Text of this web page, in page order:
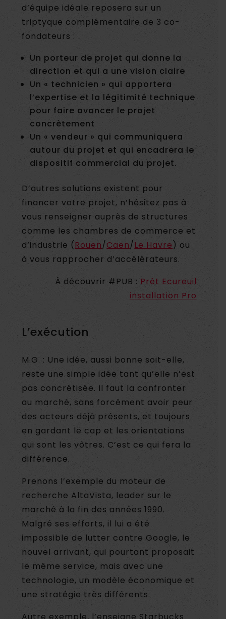
d’équipe idéale reposera sur un
triptyque complémentaire de 3 co-
fondateurs :
Un porteur de projet qui donne la
direction et qui a une vision claire
Un « technicien » qui apportera
l’expertise et la légitimité technique
pour faire avancer le projet
concrètement
Un « vendeur » qui communiquera
autour du projet et qui encadrera le
dispositif commercial du projet.
D’autres solutions existent pour
financer votre projet, n’hésitez pas à
vous renseigner auprès de structures
comme les chambres de commerce et
d’industrie (Rouen/Caen/Le Havre) ou
à vous rapprocher d’accélérateurs.
À découvrir #PUB : Prêt Ecureuil
installation Pro
L’exécution
M.G. : Une idée, aussi bonne soit-elle,
reste une simple idée tant qu’elle n’est
pas concrétisée. Il faut la confronter
au marché, sans forcément avoir peur
des acteurs déjà présents, et toujours
en gardant le cap et les orientations
qui sont les vôtres. C’est ce qui fera la
différence.
Prenons l’exemple du moteur de
recherche AltaVista, leader sur le
marché à la fin des années 1990.
Malgré ses efforts, il lui a été
impossible de lutter contre Google, le
nouvel arrivant, qui pourtant proposait
le même service, mais avec une
technologie, un modèle économique et
une stratégie très différents.
Autre exemple, l’enseigne Starbucks